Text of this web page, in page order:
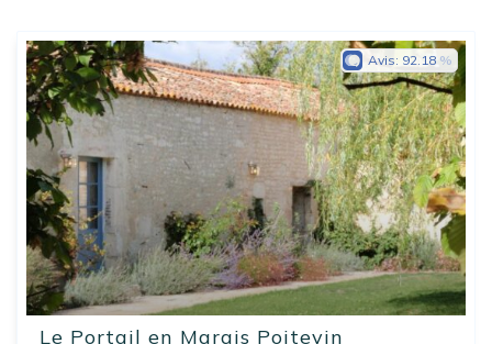
Le Portail en Marais Poitevin
Avis: 92.18